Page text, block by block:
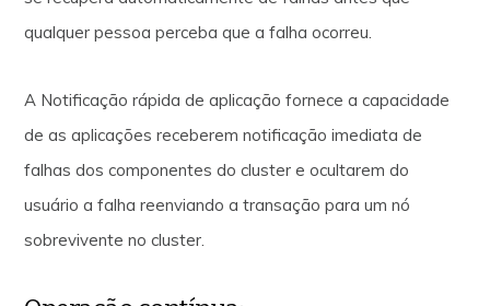
qualquer pessoa perceba que a falha ocorreu.
A Notificação rápida de aplicação fornece a capacidade
de as aplicações receberem notificação imediata de
falhas dos componentes do cluster e ocultarem do
usuário a falha reenviando a transação para um nó
sobrevivente no cluster.